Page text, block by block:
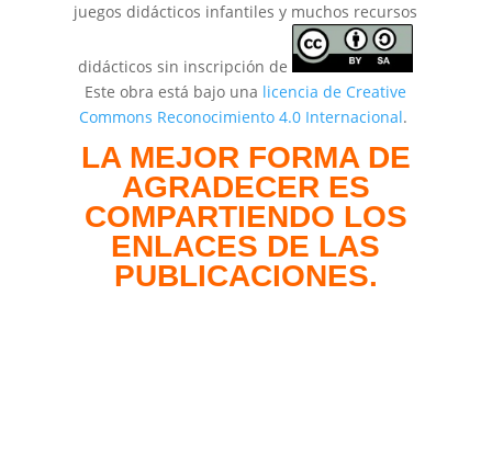
juegos didácticos infantiles y muchos recursos
didácticos sin inscripción de
Este obra está bajo una licencia de Creative
Commons Reconocimiento 4.0 Internacional.
LA MEJOR FORMA DE
AGRADECER ES
COMPARTIENDO LOS
ENLACES DE LAS
PUBLICACIONES.